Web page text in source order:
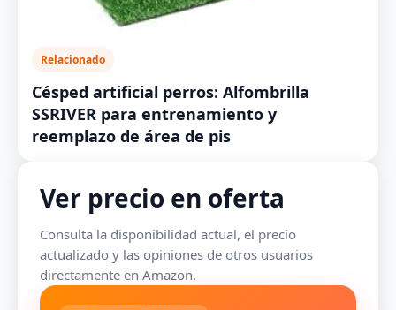
Relacionado
Césped artificial perros: Alfombrilla
SSRIVER para entrenamiento y
reemplazo de área de pis
Ver precio en oferta
Consulta la disponibilidad actual, el precio
actualizado y las opiniones de otros usuarios
directamente en Amazon.